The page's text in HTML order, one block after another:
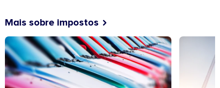
Mais sobre impostos